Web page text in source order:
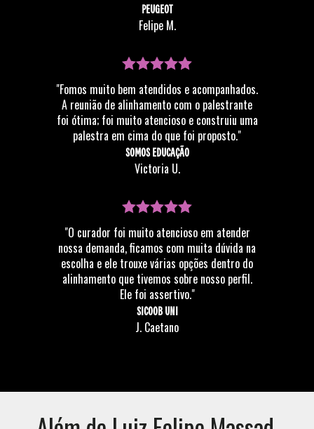
positivamente a vida de milhares de pessoas ao
PEUGEOT
Felipe M.
"Fomos muito bem atendidos e acompanhados.
A reunião de alinhamento com o palestrante
foi ótima; foi muito atencioso e construiu uma
palestra em cima do que foi proposto."
SOMOS EDUCAÇÃO
Victoria U.
"O curador foi muito atencioso em atender
nossa demanda, ficamos com muita dúvida na
escolha e ele trouxe várias opções dentro do
alinhamento que tivemos sobre nosso perfil.
Ele foi assertivo."
SICOOB UNI
J. Caetano